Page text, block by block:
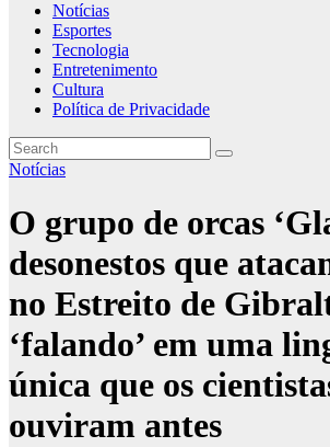
Notícias
Esportes
Tecnologia
Entretenimento
Cultura
Política de Privacidade
Notícias
O grupo de orcas
desonestos que
no Estreito de
‘falando’ em uma
única que os
ouviram antes